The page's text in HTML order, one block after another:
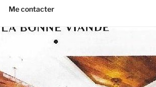
Me contacter